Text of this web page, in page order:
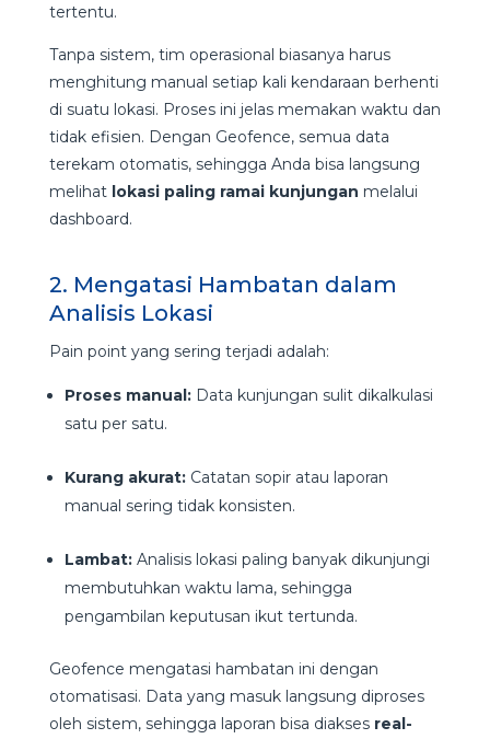
tertentu.
Tanpa sistem, tim operasional biasanya harus
menghitung manual setiap kali kendaraan berhenti
di suatu lokasi. Proses ini jelas memakan waktu dan
tidak efisien. Dengan Geofence, semua data
terekam otomatis, sehingga Anda bisa langsung
melihat lokasi paling ramai kunjungan melalui
dashboard.
2. Mengatasi Hambatan dalam
Analisis Lokasi
Pain point yang sering terjadi adalah:
Proses manual:Data kunjungan sulit dikalkulasi
satu per satu.
Kurang akurat:Catatan sopir atau laporan
manual sering tidak konsisten.
Lambat:Analisis lokasi paling banyak dikunjungi
membutuhkan waktu lama, sehingga
pengambilan keputusan ikut tertunda.
Geofence mengatasi hambatan ini dengan
otomatisasi. Data yang masuk langsung diproses
oleh sistem, sehingga laporan bisa diakses real-